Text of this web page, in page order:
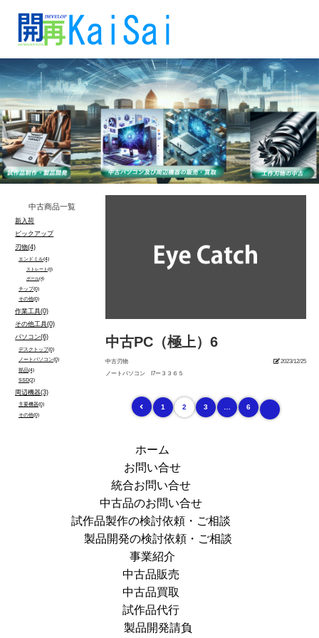
中古商品一覧
新入荷
ピックアップ
刃物(4)
エンドミル(4)
ストレート(0)
ボール(4)
チップ(0)
その他(0)
作業工具(0)
その他工具(0)
パソコン(6)
デスクトップ(0)
ノートパソコン(0)
部品(4)
SSD(2)
周辺機器(3)
主要機器(0)
その他(0)
中古PC（極上）6
中古刃物
2023/12/25
ノートパソコン I7ー３３６５
1 2 3 … 6
ホーム
お問い合せ
統合お問い合せ
中古品のお問い合せ
試作品製作の検討依頼・ご相談
製品開発の検討依頼・ご相談
事業紹介
中古品販売
中古品買取
試作品代行
製品開発請負